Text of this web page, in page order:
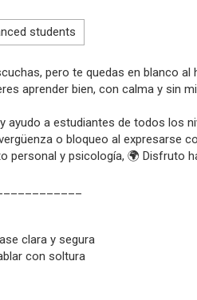
students
pero te quedas en blanco al
aprender bien, con calma y sin
ayudo a estudiantes de todos los
o bloqueo al expresarse
personal y psicología, 🌍 Disfruto
clara y segura
con soltura